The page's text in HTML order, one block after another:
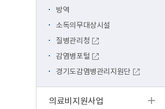
방역
소독의무대상시설
질병관리청
감염병포털
경기도감염병관리지원단
의료비지원사업